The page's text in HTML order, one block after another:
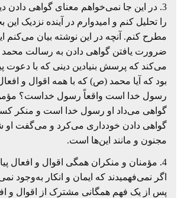
3. در این جا نمی‌خواهم معنای گواهی دادن
را تحلیل کنم و امیدوارم در آینده نزدیک
مطرح کنم. آنچه در این نوشته بیان می‌کنم
ضرورت یافتن گواهی دادن به رسالت
می‌کند که پرسش بنیادین دینی که با دعوت
بود که آیا محمد (ص) که با همه اقوال و
رسول خدا است واقعاً رسول خداست؟
گواهی می‌داد او رسول خدا است و منکر
گواهی دادن خودداری می‌کرد و می‌گفت او
مجنون و مانند این‌ها است.
4. مؤمنان و منکران همگی اقوال و افعال
اگر نمی‌فهمیدند که ایمان و انکار به‌وجود
پس از یک فهم همگانی مشترک از اقوال و